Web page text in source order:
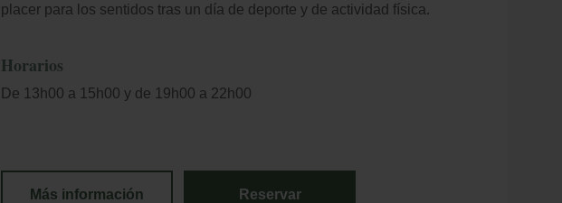
placer para los sentidos tras un día de deporte y de actividad física.
Horarios
De 13h00 a 15h00 y de 19h00 a 22h00
Más información Reservar